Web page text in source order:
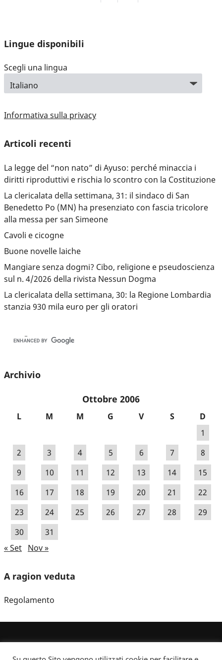
Lingue disponibili
Scegli una lingua
Informativa sulla privacy
Articoli recenti
La legge del “non nato” di Ayuso: perché minaccia i
diritti riproduttivi e rischia lo scontro con la Costituzione
La clericalata della settimana, 31: il sindaco di San
Benedetto Po (MN) ha presenziato con fascia tricolore
alla messa per san Simeone
Cavoli e cicogne
Buone novelle laiche
Mangiare senza dogmi? Cibo, religione e pseudoscienza
sul n. 4/2026 della rivista Nessun Dogma
La clericalata della settimana, 30: la Regione Lombardia
stanzia 930 mila euro per gli oratori
Archivio
Ottobre 2006
L M M G V S
D
1
2
3 4 5 6 7
8
9
10 11 12 13 14
15
16
17 18 19 20 21
22
23
24 25 26 27 28
29
30
31
« Set Nov »
A ragion veduta
Regolamento